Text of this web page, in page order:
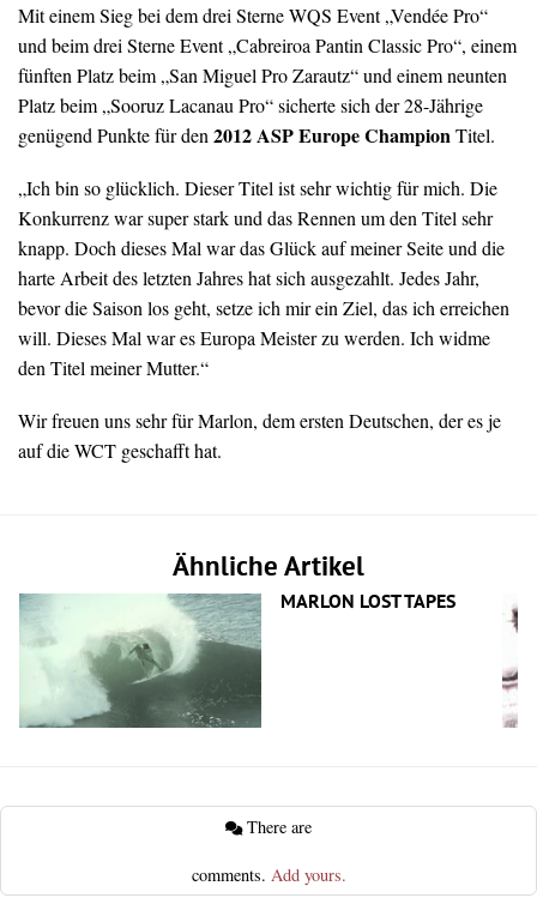
Mit einem Sieg bei dem drei Sterne WQS Event „Vendée Pro“
und beim drei Sterne Event „Cabreiroa Pantin Classic Pro“, einem
fünften Platz beim „San Miguel Pro Zarautz“ und einem neunten
Platz beim „Sooruz Lacanau Pro“ sicherte sich der 28-Jährige
genügend Punkte für den 2012 ASP Europe Champion Titel.
„Ich bin so glücklich. Dieser Titel ist sehr wichtig für mich. Die
Konkurrenz war super stark und das Rennen um den Titel sehr
knapp. Doch dieses Mal war das Glück auf meiner Seite und die
harte Arbeit des letzten Jahres hat sich ausgezahlt. Jedes Jahr,
bevor die Saison los geht, setze ich mir ein Ziel, das ich erreichen
will. Dieses Mal war es Europa Meister zu werden. Ich widme
den Titel meiner Mutter.“
Wir freuen uns sehr für Marlon, dem ersten Deutschen, der es je
auf die WCT geschafft hat.
Ähnliche Artikel
MARLON LOST TAPES
comments. Add yours.